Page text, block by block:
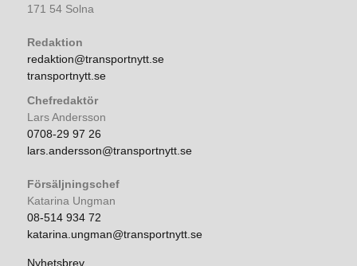
171 54 Solna
Redaktion
redaktion@transportnytt.se
transportnytt.se
Chefredaktör
Lars Andersson
0708-29 97 26
lars.andersson@transportnytt.se
Försäljningschef
Katarina Ungman
08-514 934 72
katarina.ungman@transportnytt.se
Nyhetsbrev